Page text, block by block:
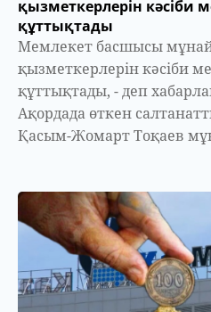
қызметкерлерін кәсіби
құттықтады
Мемлекет басшысы
қызметкерлерін кәсіби
құттықтады, - деп
Ақордада өткен
Қасым-Жомарт Тоқаев